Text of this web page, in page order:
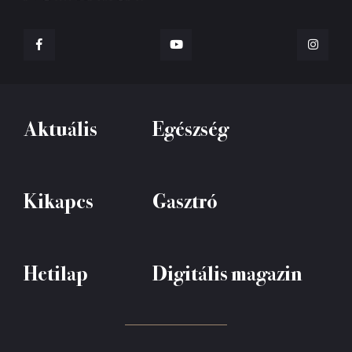
Aktuális Egészség
Kikapcs Gasztró
Hetilap Digitális magazin